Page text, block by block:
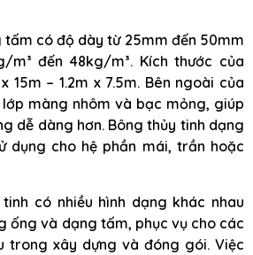
tấm có độ dày từ 25mm đến 50mm
đến 48kg/m³. Kích thước của
15m – 1.2m x 7.5m. Bên ngoài của
màng nhôm và bạc mỏng, giúp
dễ dàng hơn. Bông thủy tinh dạng
dụng cho hệ phần mái, trần hoặc
có nhiều hình dạng khác nhau
ống và dạng tấm, phục vụ cho các
trong xây dựng và đóng gói. Việc